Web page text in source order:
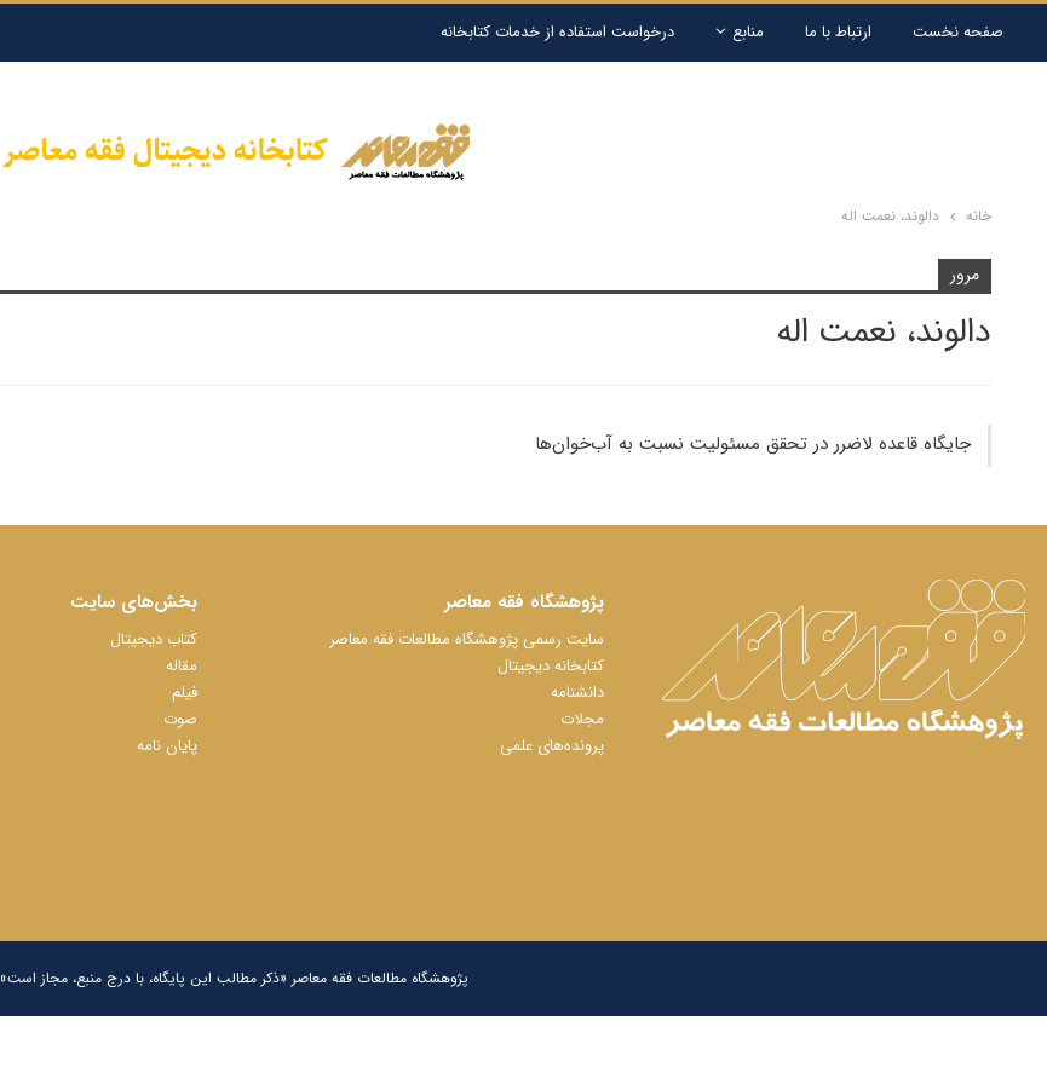
صفحه نخست ارتباط با ما منابع درخواست استفاده از خدمات کتابخانه
خانه دالوند، نعمت اله
مرور
دالوند، نعمت اله
جایگاه قاعده لاضرر در تحقق مسئولیت نسبت به آب‌خوان‌ها
پژوهشگاه فقه معاصر
سایت رسمی پژوهشگاه مطالعات فقه معاصر
کتابخانه دیجیتال
دانشنامه
مجلات
پرونده‌های علمی
بخش‌های سایت
کتاب دیجیتال
مقاله
فیلم
صوت
پایان نامه
پژوهشگاه مطالعات فقه معاصر «ذکر مطالب این پایگاه، با درج منبع، مجاز است»